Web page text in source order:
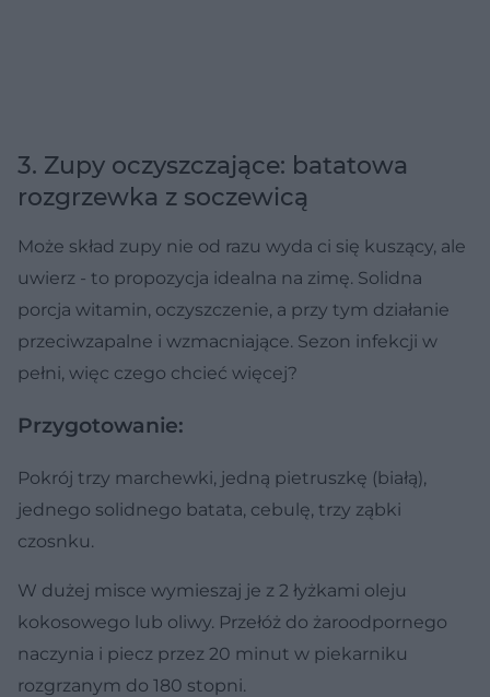
3. Zupy oczyszczające: batatowa
rozgrzewka z soczewicą
Może skład zupy nie od razu wyda ci się kuszący, ale
uwierz - to propozycja idealna na zimę. Solidna
porcja witamin, oczyszczenie, a przy tym działanie
przeciwzapalne i wzmacniające. Sezon infekcji w
pełni, więc czego chcieć więcej?
Przygotowanie:
Pokrój trzy marchewki, jedną pietruszkę (białą),
jednego solidnego batata, cebulę, trzy ząbki
czosnku.
W dużej misce wymieszaj je z 2 łyżkami oleju
kokosowego lub oliwy. Przełóż do żaroodpornego
naczynia i piecz przez 20 minut w piekarniku
rozgrzanym do 180 stopni.